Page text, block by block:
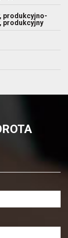
produkcyjno-
produkcyjny